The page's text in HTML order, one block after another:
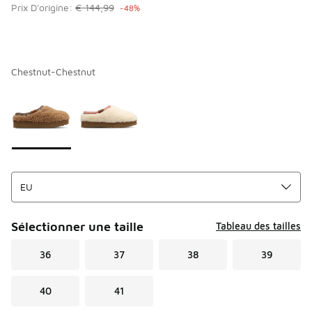
Prix D'origine: € 144,99 -48%
Chestnut-Chestnut
Sélectionner une taille Tableau des tailles
36 37 38 39
40 41